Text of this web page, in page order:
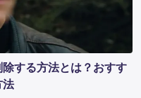
する方法とは？おすす
法